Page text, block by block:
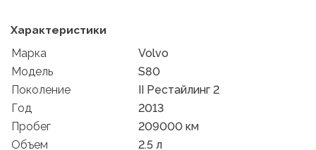
Характеристики
Марка
Volvo
Модель
S80
Поколение
II Рестайлинг 2
Год
2013
Пробег
209000 км
Объем
2.5 л